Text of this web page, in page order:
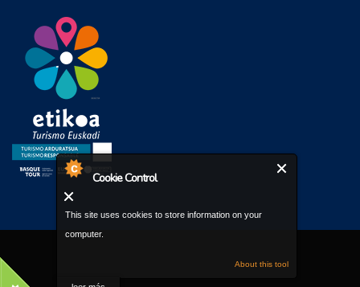
Cookie Control
This site uses cookies to store information on your
computer.
About this tool